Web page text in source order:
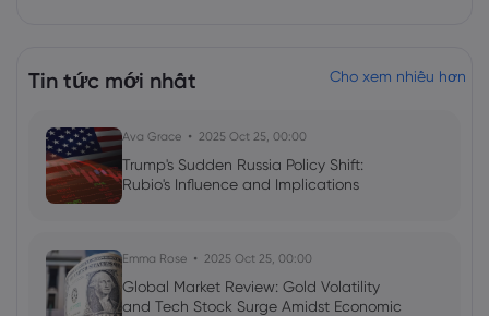
Tin tức mới nhất Cho xem nhiều hơn
Ava Grace 2025 Oct 25, 00:00
Trump's Sudden Russia Policy Shift:
Rubio's Influence and Implications
Emma Rose 2025 Oct 25, 00:00
Global Market Review: Gold Volatility
and Tech Stock Surge Amidst Economic